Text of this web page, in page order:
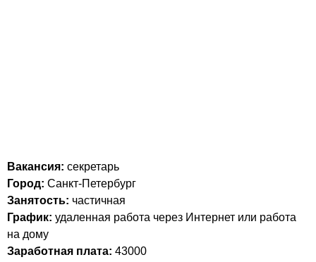
Вакансия: секретарь
Город: Санкт-Петербург
Занятость: частичная
График: удаленная работа через Интернет или работа
на дому
Заработная плата: 43000